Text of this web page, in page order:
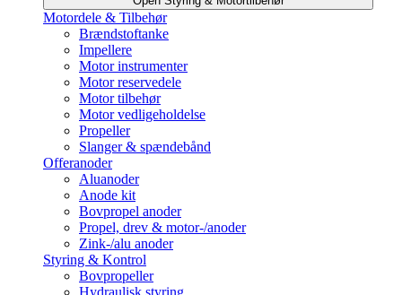
Motordele & Tilbehør
Brændstoftanke
Impellere
Motor instrumenter
Motor reservedele
Motor tilbehør
Motor vedligeholdelse
Propeller
Slanger & spændebånd
Offeranoder
Aluanoder
Anode kit
Bovpropel anoder
Propel, drev & motor-/anoder
Zink-/alu anoder
Styring & Kontrol
Bovpropeller
Hydraulisk styring